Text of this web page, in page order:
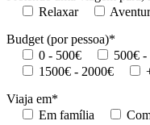
Relaxar
Budget (por pessoa)*
0 - 500€
500€ -
1500€ - 2000€
Viaja em*
Em família